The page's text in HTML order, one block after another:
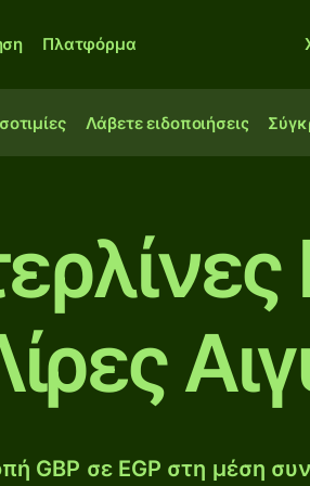
Πλατφόρμα
Λάβετε ειδοποιήσεις
GBP σε EGP στη μέση